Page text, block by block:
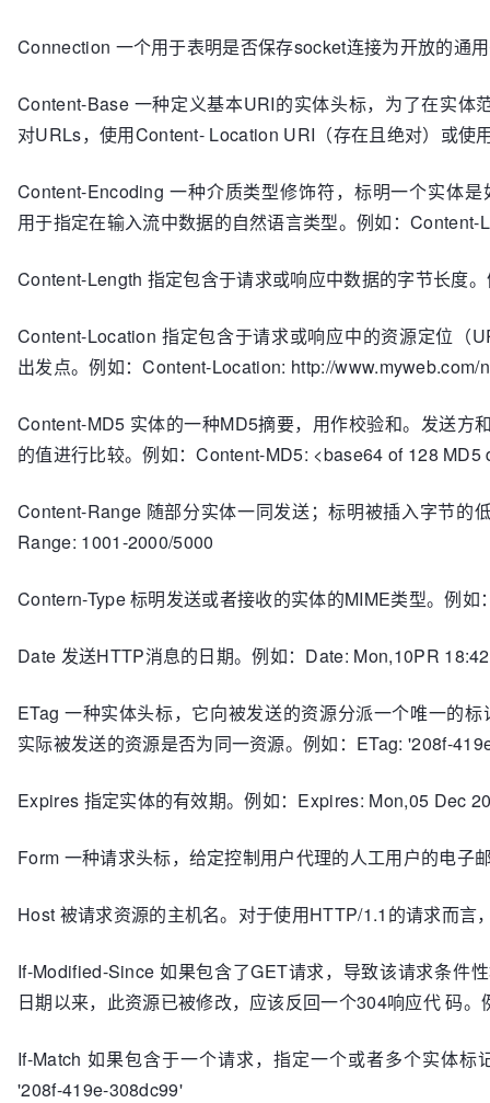
Connection 一个用于表明是否保存socket连接为开放的通
Content-Base 一种定义基本URI的实体头标，为了在实
对URLs，使用Content- Location URI（存在且绝对）或
Content-Encoding 一种介质类型修饰符，标明一个实体
用于指定在输入流中数据的自然语言类型。例如：Content-
Content-Length 指定包含于请求或响应中数据的字节长度
Content-Location 指定包含于请求或响应中的资源定位（
出发点。例如：Content-Location: http://www.myweb.com/
Content-MD5 实体的一种MD5摘要，用作校验和。发送方
的值进行比较。例如：Content-MD5: <base64 of 128 MD5
Content-Range 随部分实体一同发送；标明被插入字节的
Range: 1001-2000/5000
Contern-Type 标明发送或者接收的实体的MIME类型。例如
Date 发送HTTP消息的日期。例如：Date: Mon,10PR
ETag 一种实体头标，它向被发送的资源分派一个唯一的
实际被发送的资源是否为同一资源。例如：ETag: '208f-
Expires 指定实体的有效期。例如：Expires: Mon,05 Dec
Form 一种请求头标，给定控制用户代理的人工用户的电子
Host 被请求资源的主机名。对于使用HTTP/1.1的请求而
If-Modified-Since 如果包含了GET请求，导致该请求条件
日期以来，此资源已被修改，应该反回一个304响应代 码
If-Match 如果包含于一个请求，指定一个或者多个实体
'208f-419e-308dc99'